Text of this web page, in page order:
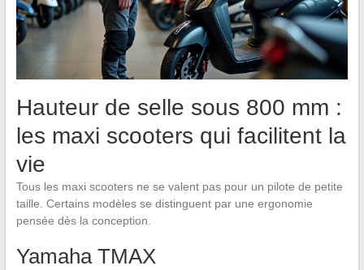
Hauteur de selle sous 800 mm :
les maxi scooters qui facilitent la
vie
Tous les maxi scooters ne se valent pas pour un pilote de petite
taille. Certains modèles se distinguent par une ergonomie
pensée dès la conception.
Yamaha TMAX